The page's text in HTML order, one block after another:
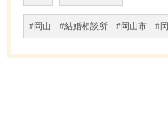
#岡山 #結婚相談所 #岡山市 #